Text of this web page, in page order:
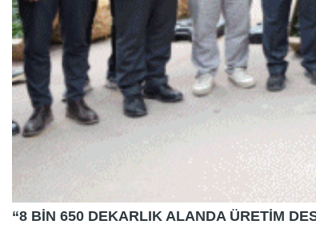
“8 BİN 650 DEKARLIK ALANDA ÜRETİM